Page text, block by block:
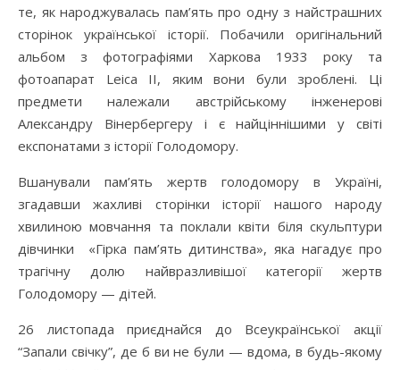
те, як народжувалась пам’ять про одну з найстрашних
сторінок української історії. Побачили оригінальний
альбом з фотографіями Харкова 1933 року та
фотоапарат Leica ІІ, яким вони були зроблені. Ці
предмети належали австрійському інженерові
Александру Вінербергеру і є найціннішими у світі
експонатами з історії Голодомору.
Вшанували пам’ять жертв голодомору в Україні,
згадавши жахливі сторінки історії нашого народу
хвилиною мовчання та поклали квіти біля скульптури
дівчинки «Гірка пам’ять дитинства», яка нагадує про
трагічну долю найвразливішої категорії жертв
Голодомору — дітей.
26 листопада приєднайся до Всеукраїнської акції
“Запали свічку”, де б ви не були — вдома, в будь-якому